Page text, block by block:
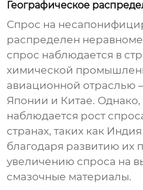
Географическое
Спрос на
распределен
спрос наблюдается в
химической
авиационной отраслью
Японии и Китае.
наблюдается рост
странах, таких как
благодаря развитию их
увеличению спроса на
смазочные материалы.